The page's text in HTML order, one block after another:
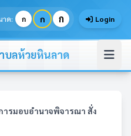
าด: ก ก ก Login
บลห้วยหินลาด
ารมอบอำนาจพิจารณา สั่ง